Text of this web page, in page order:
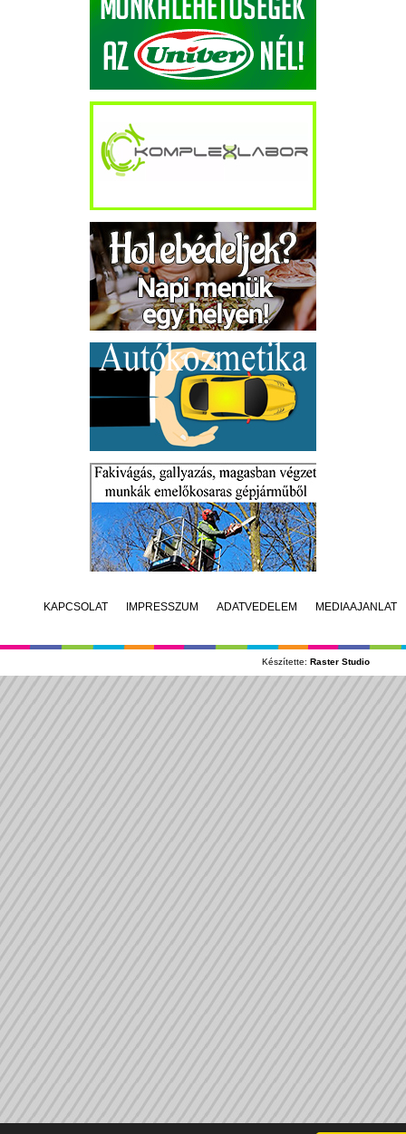
KAPCSOLAT IMPRESSZUM ADATVÉDELEM MÉDIAAJÁNLAT
Készítette: Raster Studio